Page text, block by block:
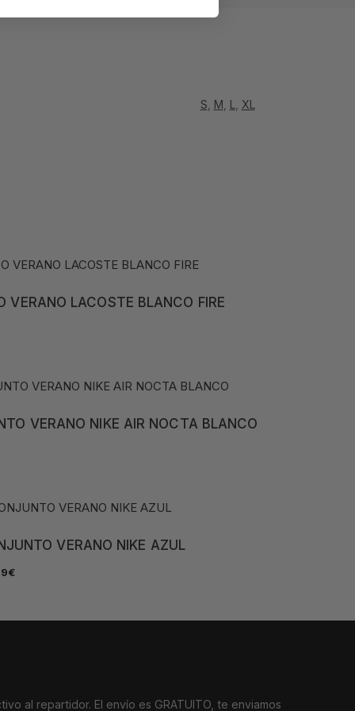
S M L XL
VERANO LACOSTE BLANCO FIRE
VERANO NIKE AIR NOCTA BLANCO
VERANO NIKE AZUL
€
al repartidor. El envío es GRATUITO, te enviamos